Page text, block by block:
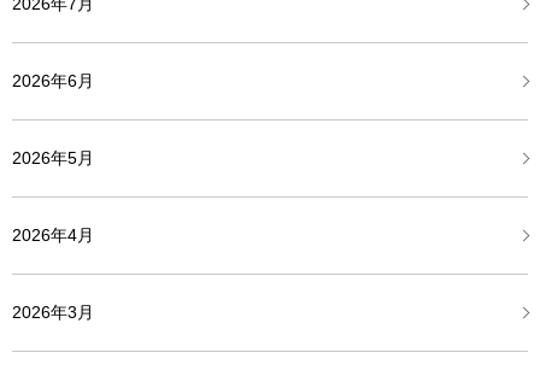
2026年6月
2026年5月
2026年4月
2026年3月